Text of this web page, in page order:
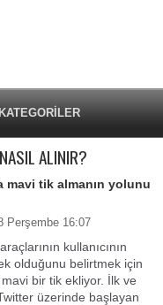
KATEGORİLER
ALINIR?
mavi tik almanın yolunu
Perşembe 16:07
kullanıcının
olduğunu belirtmek için
bir tik ekliyor. İlk ve
üzerinde başlayan